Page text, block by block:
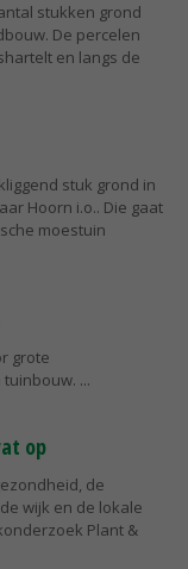
stukken grond
De percelen
en langs de
stuk grond in
Hoorn i.o.. Die gaat
moestuin
grote
op
de
wijk en de lokale
Plant &